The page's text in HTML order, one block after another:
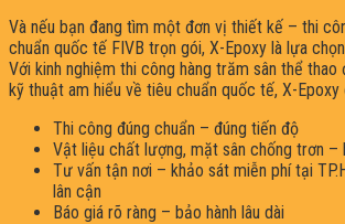
Và nếu bạn đang tìm một đơn vị thiết kế – thi
chuẩn quốc tế FIVB trọn gói, X-Epoxy là lựa
Với kinh nghiệm thi công hàng trăm sân thể thao
kỹ thuật am hiểu về tiêu chuẩn quốc tế, X-Epoxy
Thi công đúng chuẩn – đúng tiến độ
Vật liệu chất lượng, mặt sân chống trơn –
Tư vấn tận nơi – khảo sát miễn phí tại
lân cận
Báo giá rõ ràng – bảo hành lâu dài